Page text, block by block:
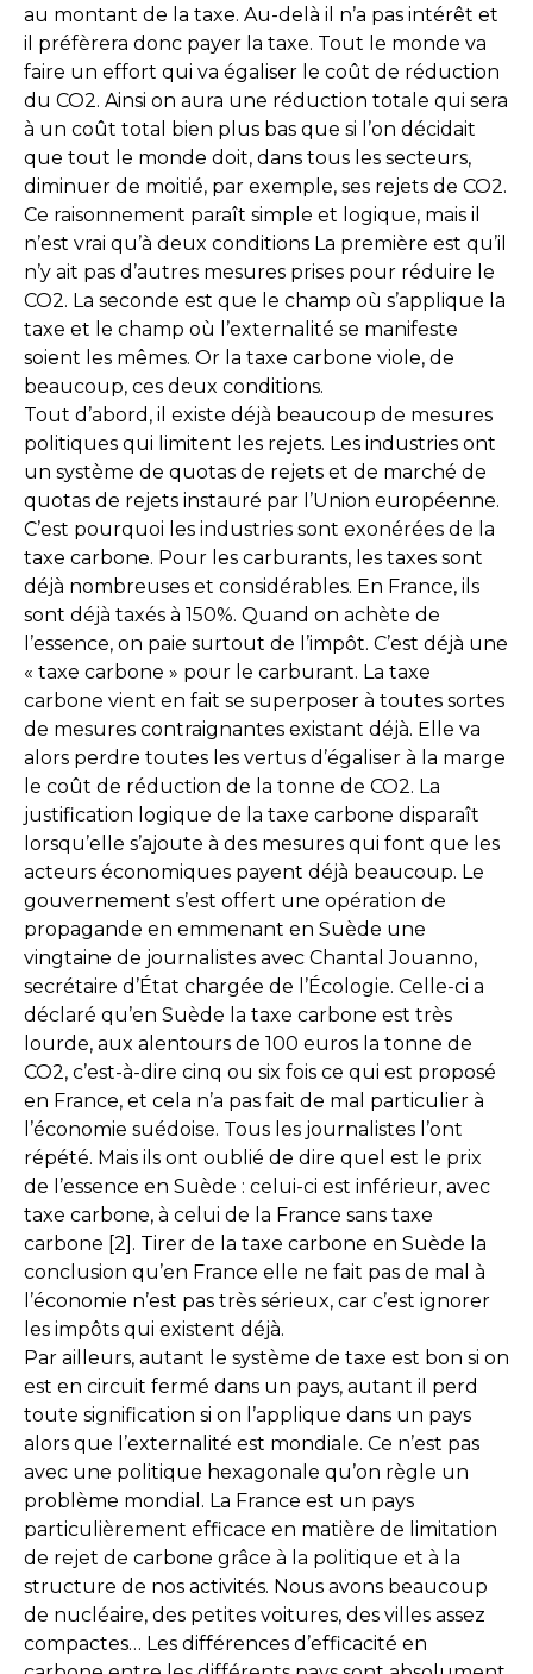
au montant de la taxe. Au-delà il n’a pas intérêt et
il préfèrera donc payer la taxe. Tout le monde va
faire un effort qui va égaliser le coût de réduction
du CO2. Ainsi on aura une réduction totale qui sera
à un coût total bien plus bas que si l’on décidait
que tout le monde doit, dans tous les secteurs,
diminuer de moitié, par exemple, ses rejets de CO2.
Ce raisonnement paraît simple et logique, mais il
n’est vrai qu’à deux conditions La première est qu’il
n’y ait pas d’autres mesures prises pour réduire le
CO2. La seconde est que le champ où s’applique la
taxe et le champ où l’externalité se manifeste
soient les mêmes. Or la taxe carbone viole, de
beaucoup, ces deux conditions.
Tout d’abord, il existe déjà beaucoup de mesures
politiques qui limitent les rejets. Les industries ont
un système de quotas de rejets et de marché de
quotas de rejets instauré par l’Union européenne.
C’est pourquoi les industries sont exonérées de la
taxe carbone. Pour les carburants, les taxes sont
déjà nombreuses et considérables. En France, ils
sont déjà taxés à 150%. Quand on achète de
l’essence, on paie surtout de l’impôt. C’est déjà une
« taxe carbone » pour le carburant. La taxe
carbone vient en fait se superposer à toutes sortes
de mesures contraignantes existant déjà. Elle va
alors perdre toutes les vertus d’égaliser à la marge
le coût de réduction de la tonne de CO2. La
justification logique de la taxe carbone disparaît
lorsqu’elle s’ajoute à des mesures qui font que les
acteurs économiques payent déjà beaucoup. Le
gouvernement s’est offert une opération de
propagande en emmenant en Suède une
vingtaine de journalistes avec Chantal Jouanno,
secrétaire d’État chargée de l’Écologie. Celle-ci a
déclaré qu’en Suède la taxe carbone est très
lourde, aux alentours de 100 euros la tonne de
CO2, c’est-à-dire cinq ou six fois ce qui est proposé
en France, et cela n’a pas fait de mal particulier à
l’économie suédoise. Tous les journalistes l’ont
répété. Mais ils ont oublié de dire quel est le prix
de l’essence en Suède : celui-ci est inférieur, avec
taxe carbone, à celui de la France sans taxe
carbone [2]. Tirer de la taxe carbone en Suède la
conclusion qu’en France elle ne fait pas de mal à
l’économie n’est pas très sérieux, car c’est ignorer
les impôts qui existent déjà.
Par ailleurs, autant le système de taxe est bon si on
est en circuit fermé dans un pays, autant il perd
toute signification si on l’applique dans un pays
alors que l’externalité est mondiale. Ce n’est pas
avec une politique hexagonale qu’on règle un
problème mondial. La France est un pays
particulièrement efficace en matière de limitation
de rejet de carbone grâce à la politique et à la
structure de nos activités. Nous avons beaucoup
de nucléaire, des petites voitures, des villes assez
compactes… Les différences d’efficacité en